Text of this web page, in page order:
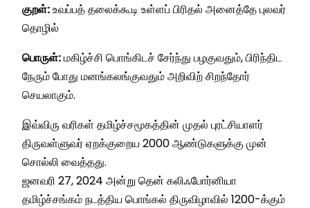
குறள்:உவப்பத் தலைக்கூடி உள்ளப் பிரிதல்அனைத்தே புலவர்
தொழில்
பொருள்:மகிழ்ச்சி பொங்கிடச் சேர்ந்து பழகுவதும், பிரிந்திட
நேரும் போது மனங்கலங்குவதும் அறிவிற் சிறந்தோர்
செயலாகும்.
இவ்விரு வரிகள் தமிழ்ச்சமூகத்தின் முதல் புரட்சியாளர்
திருவள்ளுவர் ஏறக்குறைய 2000 ஆண்டுகளுக்கு முன்
சொல்லி வைத்தது.
ஜனவரி 27, 2024 அன்று தென் கலிஃபோர்னியா
தமிழ்ச்சங்கம் நடத்திய பொங்கல் திருவிழாவில் 1200-க்கும்